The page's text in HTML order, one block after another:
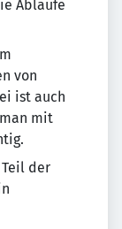
Abläufe
von
ist auch
mit
der